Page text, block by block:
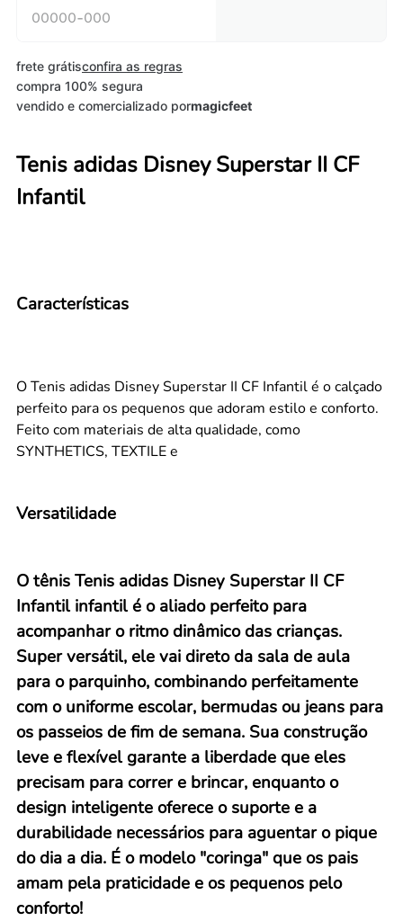
frete grátisconfira as regras
compra 100% segura
vendido e comercializado pormagicfeet
Tenis adidas Disney Superstar II CF
Infantil
Características
O Tenis adidas Disney Superstar II CF Infantil é o calçado
perfeito para os pequenos que adoram estilo e conforto.
Feito com materiais de alta qualidade, como
SYNTHETICS, TEXTILE e
Versatilidade
O tênis Tenis adidas Disney Superstar II CF
Infantil infantil é o aliado perfeito para
acompanhar o ritmo dinâmico das crianças.
Super versátil, ele vai direto da sala de aula
para o parquinho, combinando perfeitamente
com o uniforme escolar, bermudas ou jeans para
os passeios de fim de semana. Sua construção
leve e flexível garante a liberdade que eles
precisam para correr e brincar, enquanto o
design inteligente oferece o suporte e a
durabilidade necessários para aguentar o pique
do dia a dia. É o modelo "coringa" que os pais
amam pela praticidade e os pequenos pelo
conforto!